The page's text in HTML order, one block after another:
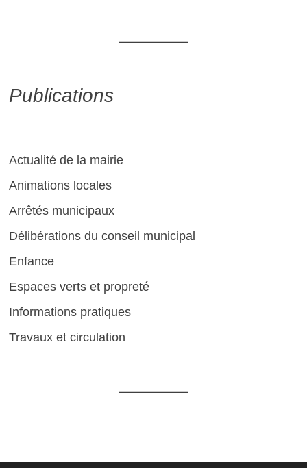
Publications
Actualité de la mairie
Animations locales
Arrêtés municipaux
Délibérations du conseil municipal
Enfance
Espaces verts et propreté
Informations pratiques
Travaux et circulation